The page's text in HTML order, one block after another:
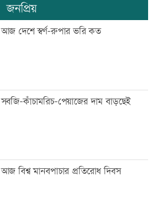
জিয়াউর রহমান দেশে প্রথম সবুজ বিপ্লবের
ডাক দিয়েছিলেন: পরিবেশমন্ত্রী
প্রথম শ্রেণিতে ভর্তি লটারিতে
মেঘনার ভাঙনরোধে জিও ব্যাগ প্রকল্পে
অনিয়ম, এলাকাবাসীর মানববন্ধন
জনপ্রিয়
আজ দেশে স্বর্ণ-রুপার ভরি কত
সবজি-কাঁচামরিচ-পেয়াজের দাম বাড়ছেই
আজ বিশ্ব মানবপাচার প্রতিরোধ দিবস